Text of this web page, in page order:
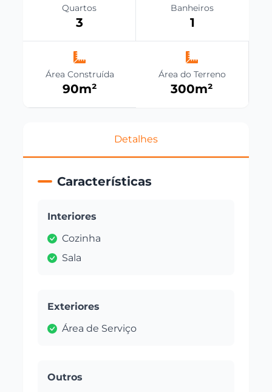
Quartos
3
Banheiros
1
Área Construída
90m²
Área do Terreno
300m²
Detalhes
Características
Interiores
Cozinha
Sala
Exteriores
Área de Serviço
Outros